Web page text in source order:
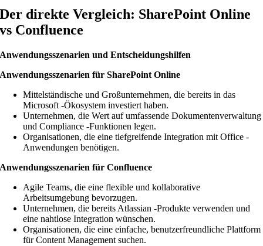
Der direkte Vergleich: SharePoint Online
vs Confluence
Anwendungsszenarien und Entscheidungshilfen
Anwendungsszenarien für SharePoint Online
Mittelständische und Großunternehmen, die bereits in das
Microsoft -Ökosystem investiert haben.
Unternehmen, die Wert auf umfassende Dokumentenverwaltung
und Compliance -Funktionen legen.
Organisationen, die eine tiefgreifende Integration mit Office -
Anwendungen benötigen.
Anwendungsszenarien für Confluence
Agile Teams, die eine flexible und kollaborative
Arbeitsumgebung bevorzugen.
Unternehmen, die bereits Atlassian -Produkte verwenden und
eine nahtlose Integration wünschen.
Organisationen, die eine einfache, benutzerfreundliche Plattform
für Content Management suchen.